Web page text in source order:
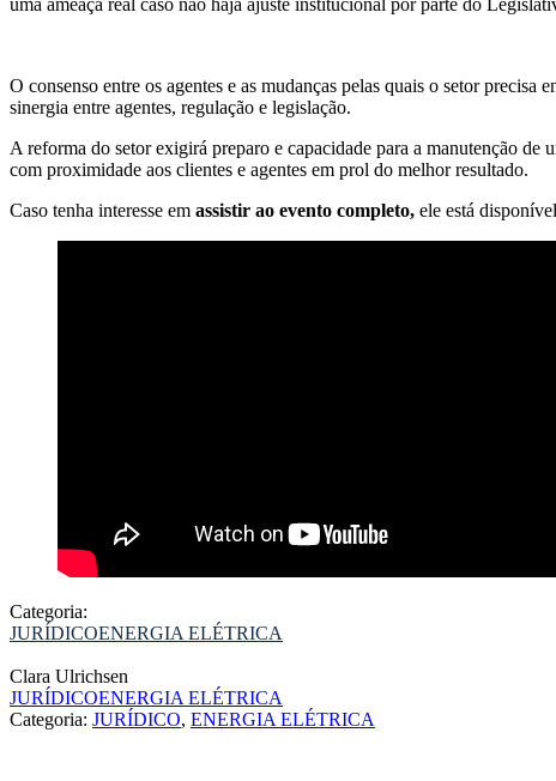
O consenso entre os agentes e as mudanças pelas quais o setor
sinergia entre agentes, regulação e legislação.
A reforma do setor exigirá preparo e capacidade para a manutenção de
com proximidade aos clientes e agentes em prol do melhor resultado.
Caso tenha interesse em assistir ao evento completo, ele está
Categoria:
JURÍDICOENERGIA ELÉTRICA
Clara Ulrichsen
JURÍDICOENERGIA ELÉTRICA
Categoria: JURÍDICO, ENERGIA ELÉTRICA